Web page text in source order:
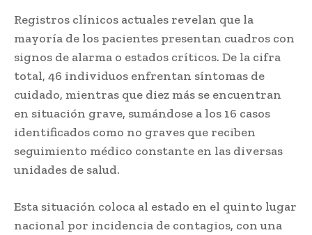
Registros clínicos actuales revelan que la
mayoría de los pacientes presentan cuadros con
signos de alarma o estados críticos. De la cifra
total, 46 individuos enfrentan síntomas de
cuidado, mientras que diez más se encuentran
en situación grave, sumándose a los 16 casos
identificados como no graves que reciben
seguimiento médico constante en las diversas
unidades de salud.
Esta situación coloca al estado en el quinto lugar
nacional por incidencia de contagios, con una